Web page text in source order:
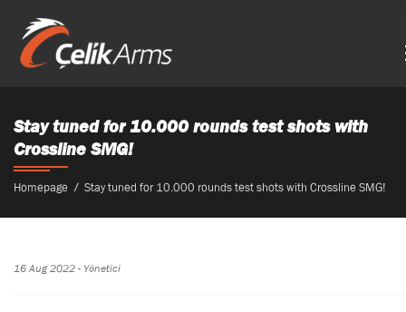
Stay tuned for 10.000 rounds test shots with
Crossline SMG!
Homepage Stay tuned for 10.000 rounds test shots with Crossline SMG!
16 Aug 2022 - Yönetici